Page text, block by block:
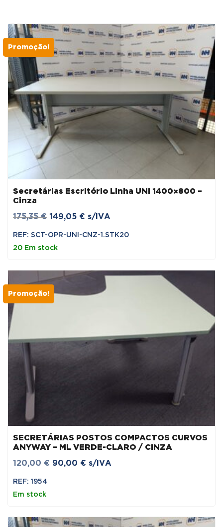
Promoção!
Secretárias Escritório Linha UNI 1400×800 –
Cinza
175,35€ O
149,05 € O
s/IVA
REF: SCT-OPR-UNI-CNZ-1.STK20
20 Em stock
Promoção!
SECRETÁRIAS POSTOS COMPACTOS CURVOS
ANYWAY – ML VERDE-CLARO / CINZA
120,00€ O
90,00 € O
s/IVA
REF: 1954
Em stock